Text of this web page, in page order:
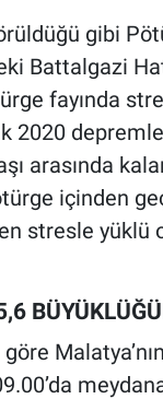
gibi
Battalgazi
fayında
2020
arasında
içinden
stresle yüklü